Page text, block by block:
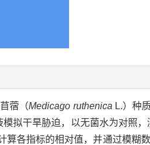
蓿（Medicago ruthenica L.）种
拟干旱胁迫，以无菌水为对照
算各指标的相对值，并通过模糊